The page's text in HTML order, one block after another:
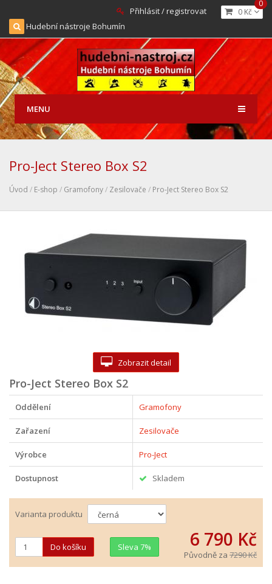
0 Kč
0
Přihlásit / registrovat
Hudební nástroje Bohumín
MENU
Pro-Ject Stereo Box S2
Úvod / E-shop / Gramofony/ Zesilovače / Pro-Ject Stereo Box S2
Zobrazit detail
Pro-Ject Stereo Box S2
Oddělení Gramofony
Zařazení Zesilovače
Výrobce Pro-Ject
Dostupnost Skladem
Varianta produktu
Sleva 7% 6 790 Kč
Původně za 7290 Kč